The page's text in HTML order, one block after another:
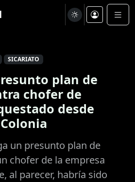
SICARIATO
plan de
chofer de
desde
un presunto plan de
chofer de la empresa
al parecer, habría sido